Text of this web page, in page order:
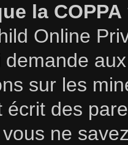
la COPPA
Online
demande
sur les
écrit des
ne